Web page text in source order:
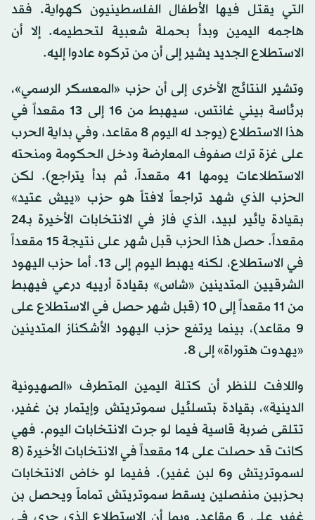
التي يقتل فيها الأطفال الفلسطينيون كهواية. فقد
هاجمه اليمين وبدأ بحملة شعبية لتحطيمه. إلا أن
الاستطلاع الجديد يشير إلى أن من تركوه عادوا إليه.
وتشير النتائج الأخرى إلى أن حزب «المعسكر الرسمي»،
برئاسة بيني غانتس، سيهبط من 16 إلى 13 مقعداً في
هذا الاستطلاع (يوجد له اليوم 8 مقاعد، وفي بداية الحرب
على غزة ترك صفوف المعارضة ودخل الحكومة ومنحته
الاستطلاعات يومها 41 مقعداً، ثم بدأ يتراجع). لكن
الحزب الذي شهد تراجعاً لافتاً هو حزب «ييش عتيد»
بقيادة يائير لبيد، الذي فاز في الانتخابات الأخيرة بـ24
مقعداً. حصل هذا الحزب قبل شهر على نتيجة 15 مقعداً
في الاستطلاع، لكنه يهبط اليوم إلى 13. أما حزب اليهود
الشرقيين المتدينين «شاس» بقيادة أرييه درعي فيهبط
من 11 مقعداً إلى 10 (قبل شهر حصل في الاستطلاع على
9 مقاعد)، بينما يرتفع حزب اليهود الأشكناز المتدينين
«يهدوت هتوراة» إلى 8.
واللافت للنظر أن كتلة اليمين المتطرف «الصهيونية
الدينية»، بقيادة بتسلئيل سموتريتش وإيتمار بن غفير،
تتلقى ضربة قاسية فيما لو جرت الانتخابات اليوم. فهي
كانت قد حصلت على 14 مقعداً في الانتخابات الأخيرة (8
لسموتريتش و6 لبن غفير). ففيما لو خاض الانتخابات
بحزبين منفصلين يسقط سموتريتش تماماً ويحصل بن